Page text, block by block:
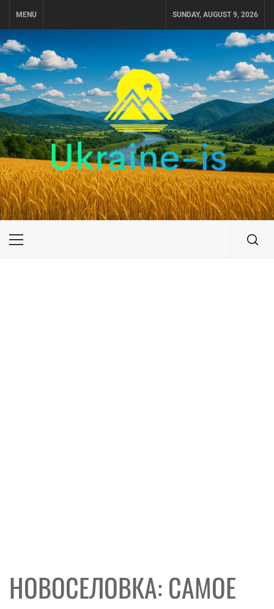
MENU SUNDAY, AUGUST 9, 2026
UKRAINE-IS
ПУТЕШЕСТВИЕ ПО УКРАИНЕ
Primary
НОВОСЕЛОВКА: САМОЕ